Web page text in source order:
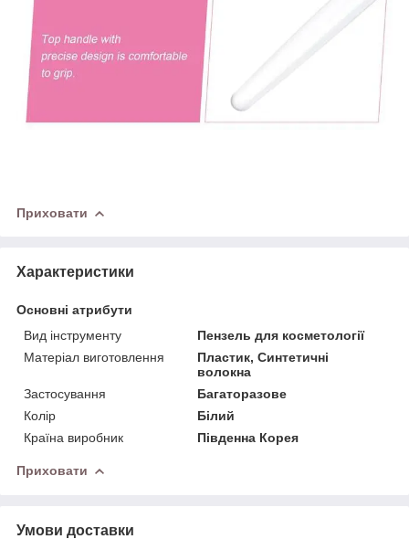
Приховати
Характеристики
Основні атрибути
Вид інструменту
Пензель для косметології
Матеріал виготовлення
Пластик, Синтетичні
волокна
Застосування
Багаторазове
Колір
Білий
Країна виробник
Південна Корея
Приховати
Умови доставки